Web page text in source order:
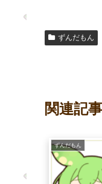
ずんだもん
関連記事
ずんだもん